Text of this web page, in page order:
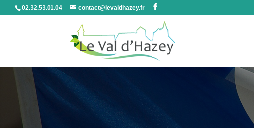
02.32.53.01.04 contact@levaldhazey.fr